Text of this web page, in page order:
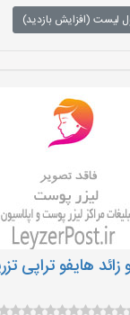
لیست (افزایش بازدید)
هایفو تراپی